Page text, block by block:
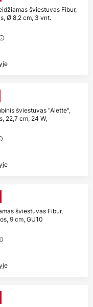
šviestuvas Fibur,
Ø 8,2 cm, 3 vnt.
šviestuvas "Alette",
22,7 cm, 24 W,
šviestuvas Fibur,
9 cm, GU10